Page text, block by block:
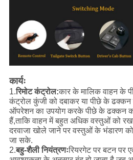
कार्यः
1.रिमोट कंट्रोल:कार के मालिक वाहन के
कंट्रोल कुंजी को दबाकर या पीछे के
ऑपरेशन का उपयोग करके पीछे के ढक्कन
हैं,ताकि वाहन में बहुत अधिक वस्तुओं को
दरवाजा खोले जाने पर वस्तुओं के भंडारण
जा सके.
2.बहु-शैली नियंत्रणःरियरगेट पर बटन पर